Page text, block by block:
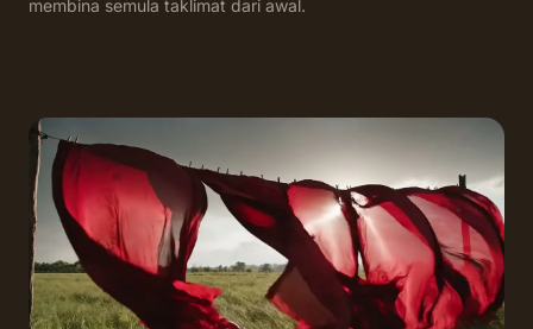
membina semula taklimat dari awal.